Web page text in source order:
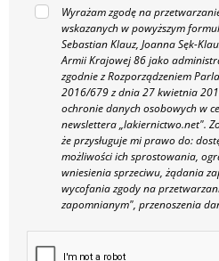
Wyrażam zgodę na
wskazanych w powyższym
Sebastian Klauz, Joanna Sęk-
Armii Krajowej 86 jako
zgodnie z Rozporządzeniem
2016/679 z dnia 27 kwietnia
ochronie danych osobowych w
newslettera „lakiernictwo.net".
że przysługuje mi prawo do:
możliwości ich sprostowania,
wniesienia sprzeciwu, żądania
wycofania zgody na
zapomnianym", przenoszenia